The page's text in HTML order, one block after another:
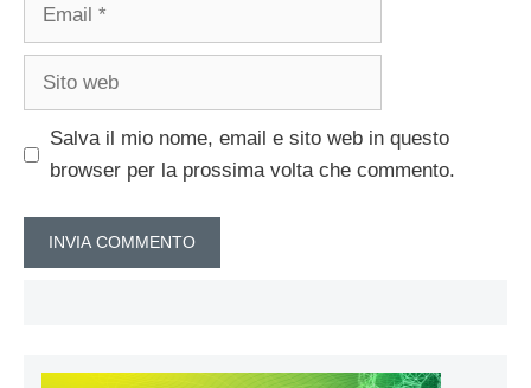
Sito
Salva il mio nome, email e sito web in questo
browser per la prossima volta che commento.